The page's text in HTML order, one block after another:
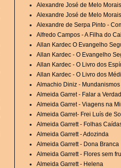
Alexandre José de Melo
Alexandre José de Melo
Alexandre de Serpa Pinto -
Alfredo Campos - A Filha do
Allan Kardec O Evangelho
Allan Kardec - O Evangelho
Allan Kardec - O Livro dos
Allan Kardec - O Livro dos
Almachio Diniz - Mundanismos
Almeida Garret - Falar a
Almeida Garret - Viagens na
Almeida Garret- Frei Luís de
Almeida Garrett - Folhas
Almeida Garrett - Adozinda
Almeida Garrett - Dona Branca
Almeida Garrett - Flores sem
Almeida Garrett - Helena